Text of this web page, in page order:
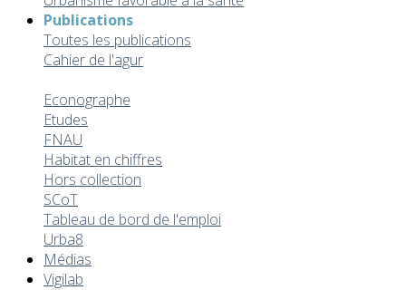
Publications
Toutes les publications
Cahier de l'agur
Econographe
Etudes
FNAU
Habitat en chiffres
Hors collection
SCoT
Tableau de bord de l'emploi
Urba8
Médias
Vigilab